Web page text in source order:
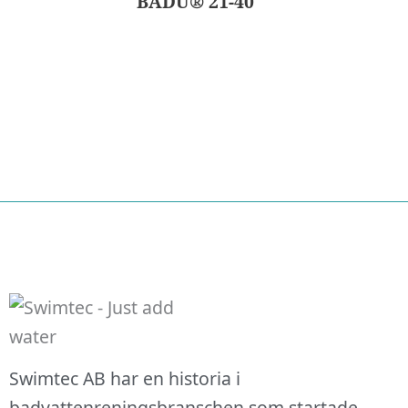
Swimtec AB har en historia i
Nödvändiga
Dessa kakor